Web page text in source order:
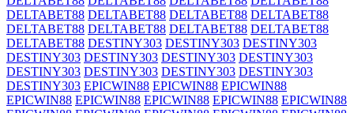
DELTABET88 DELTABET88 DELTABET88 DELTABET88
DELTABET88 DELTABET88 DELTABET88 DELTABET88
DELTABET88 DESTINY303 DESTINY303 DESTINY303
DESTINY303 DESTINY303 DESTINY303 DESTINY303
DESTINY303 DESTINY303 DESTINY303 DESTINY303
DESTINY303 EPICWIN88 EPICWIN88 EPICWIN88
EPICWIN88 EPICWIN88 EPICWIN88 EPICWIN88 EPICWIN88